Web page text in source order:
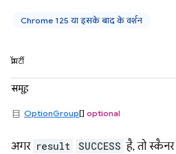
Chrome 125 या इसके बाद के वर्शन
प्रॉपर्टी
समूह
OptionGroup[] optional
अगर result SUCCESS है, तो